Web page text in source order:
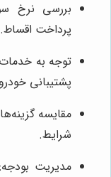
بررسی نرخ
پرداخت اقساط.
توجه به
پشتیبانی
مقایسه
شرایط.
مدیریت